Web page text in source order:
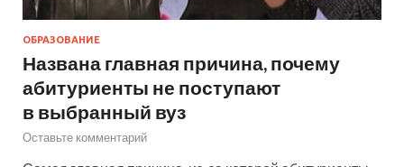
ОБРАЗОВАНИЕ
Названа главная причина, почему
абитуриенты не поступают
в выбранный вуз
Оставьте комментарий